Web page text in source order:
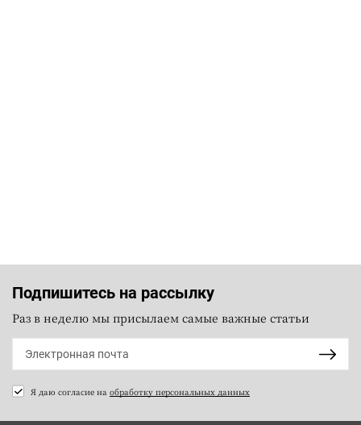
Подпишитесь на рассылку
Раз в неделю мы присылаем самые важные статьи
Я даю согласие на обработку персональных данных